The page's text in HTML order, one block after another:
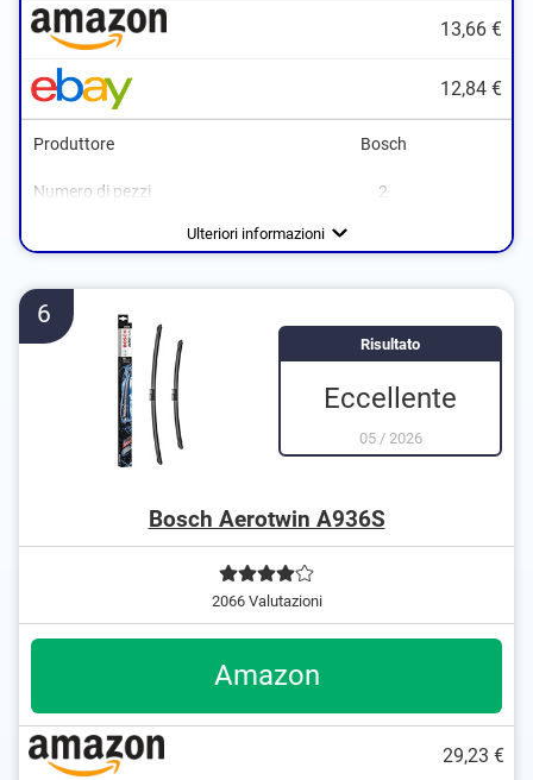
13,66 €
12,84 €
Produttore Bosch
Numero di pezzi
2
Ulteriori informazioni
6
Risultato
Eccellente
05/ 2026
Bosch Aerotwin A936S
2066 Valutazioni
Amazon
29,23 €